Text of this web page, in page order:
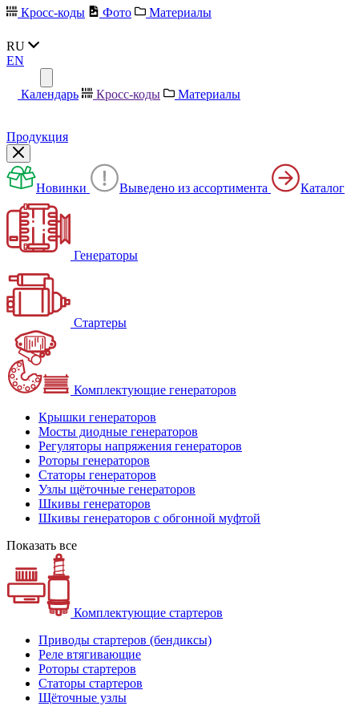
Кросс-коды Фото Материалы
RU
EN
Календарь Кросс-коды Материалы
Продукция
Новинки Выведено из ассортимента Каталог
Генераторы
Стартеры
Комплектующие генераторов
Крышки генераторов
Мосты диодные генераторов
Регуляторы напряжения генераторов
Роторы генераторов
Статоры генераторов
Узлы щёточные генераторов
Шкивы генераторов
Шкивы генераторов с обгонной муфтой
Показать все
Комплектующие стартеров
Приводы стартеров (бендиксы)
Реле втягивающие
Роторы стартеров
Статоры стартеров
Щёточные узлы